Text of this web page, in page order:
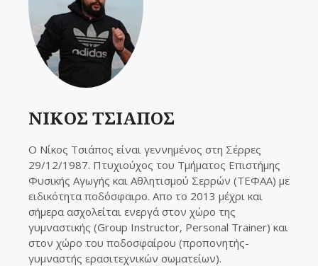
ΝΙΚΟΣ ΤΣΙΑΠΟΣ
O Νίκος Τσιάπος είναι γεννημένος στη Σέρρες
29/12/1987. Πτυχιούχος του Τμήματος Επιστήμης
Φυσικής Αγωγής και Αθλητισμού Σερρών (ΤΕΦΑΑ) με
ειδικότητα ποδόσφαιρο. Απο το 2013 μέχρι και
σήμερα ασχολείται ενεργά στον χώρο της
γυμναστικής (Group Instructor, Personal Trainer) και
στον χώρο του ποδοσφαίρου (προπονητής-
γυμναστής ερασιτεχνικών σωματείων).